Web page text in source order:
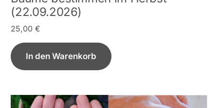
(22.09.2026)
25,00€
In den Warenkorb